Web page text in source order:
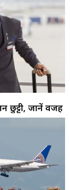
छुट्टी, जानें वजह